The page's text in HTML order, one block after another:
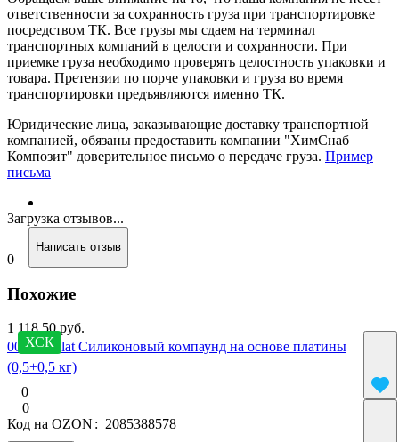
ответственности за сохранность груза при транспортировке
посредством ТК. Все грузы мы сдаем на терминал
транспортных компаний в целости и сохранности. При
приемке груза необходимо проверять целостность упаковки и
товара. Претензии по порче упаковки и груза во время
транспортировки предъявляются именно ТК.
Юридические лица, заказывающие доставку транспортной
компанией, обязаны предоставить компании "ХимСнаб
Композит" доверительное письмо о передаче груза. Пример
письма
Загрузка отзывов...
0
Написать отзыв
Похожие
ХСК
1 118.50 руб.
00 SilcoPlat Силиконовый компаунд на основе платины
(0,5+0,5 кг)
0
0
Код на OZON : 2085388578